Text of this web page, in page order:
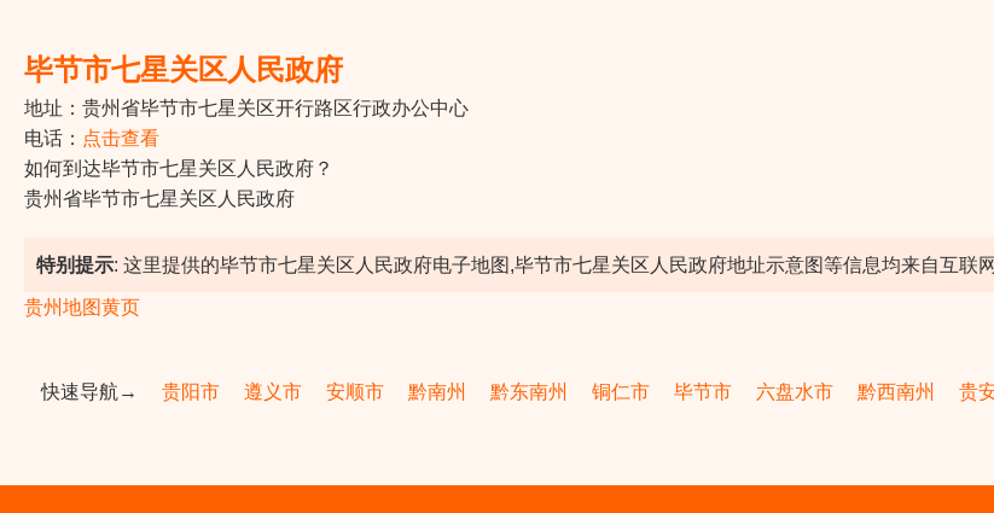
毕节市七星关区人民政府
地址：贵州省毕节市七星关区开行路区行政办公中心
电话： 点击查看
如何到达毕节市七星关区人民政府？
贵州省毕节市七星关区人民政府
特别提示: 这里提供的毕节市七星关区人民政府电子地图,毕节市七星关区人民政府地址示意图等信息均来自互联
贵州地图黄页
快速导航→ 贵阳市 遵义市 安顺市 黔南州 黔东南州 铜仁市 毕节市 六盘水市 黔西南州 贵